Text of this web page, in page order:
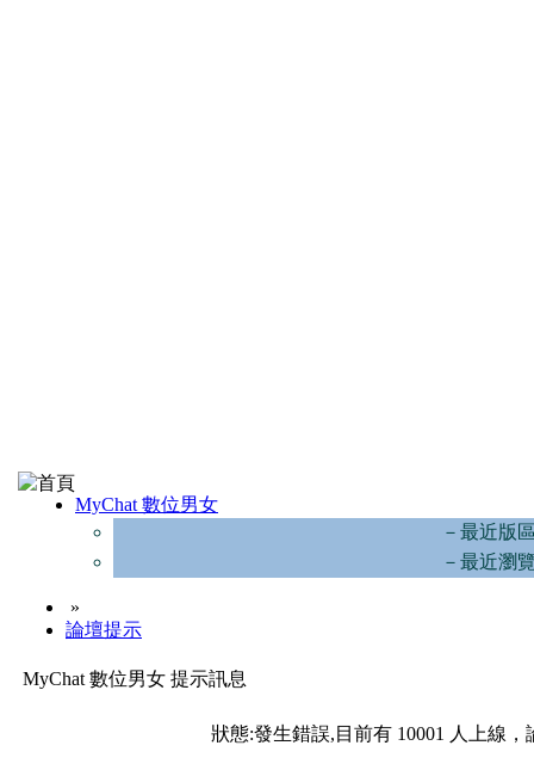
MyChat 數位男女
－最近版
－最近瀏
»
論壇提示
MyChat 數位男女 提示訊息
狀態:發生錯誤,目前有 10001 人上線